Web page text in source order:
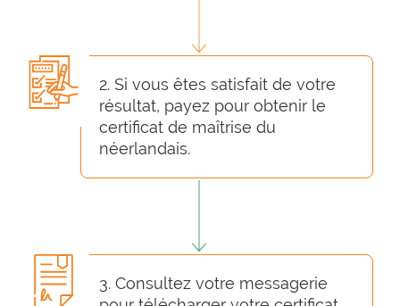
2. Si vous êtes satisfait de votre
résultat, payez pour obtenir le
certificat de maîtrise du
néerlandais.
3. Consultez votre messagerie